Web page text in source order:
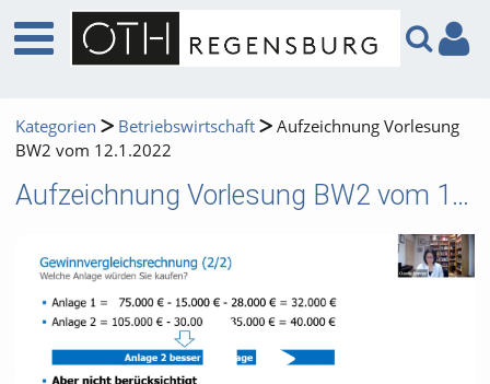
Kategorien Betriebswirtschaft
Aufzeichnung Vorlesung
BW2 vom 12.1.2022
Aufzeichnung Vorlesung BW2 vom 12.1.2022